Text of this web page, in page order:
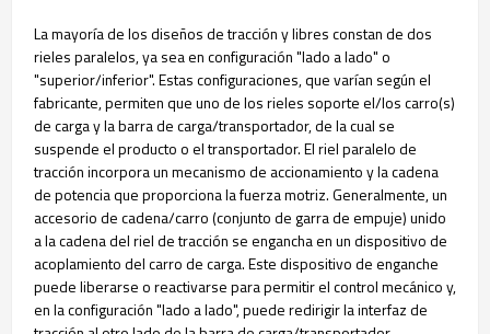
La mayoría de los diseños de tracción y libres constan de dos
rieles paralelos, ya sea en configuración "lado a lado" o
"superior/inferior". Estas configuraciones, que varían según el
fabricante, permiten que uno de los rieles soporte el/los carro(s)
de carga y la barra de carga/transportador, de la cual se
suspende el producto o el transportador. El riel paralelo de
tracción incorpora un mecanismo de accionamiento y la cadena
de potencia que proporciona la fuerza motriz. Generalmente, un
accesorio de cadena/carro (conjunto de garra de empuje) unido
a la cadena del riel de tracción se engancha en un dispositivo de
acoplamiento del carro de carga. Este dispositivo de enganche
puede liberarse o reactivarse para permitir el control mecánico y,
en la configuración "lado a lado", puede redirigir la interfaz de